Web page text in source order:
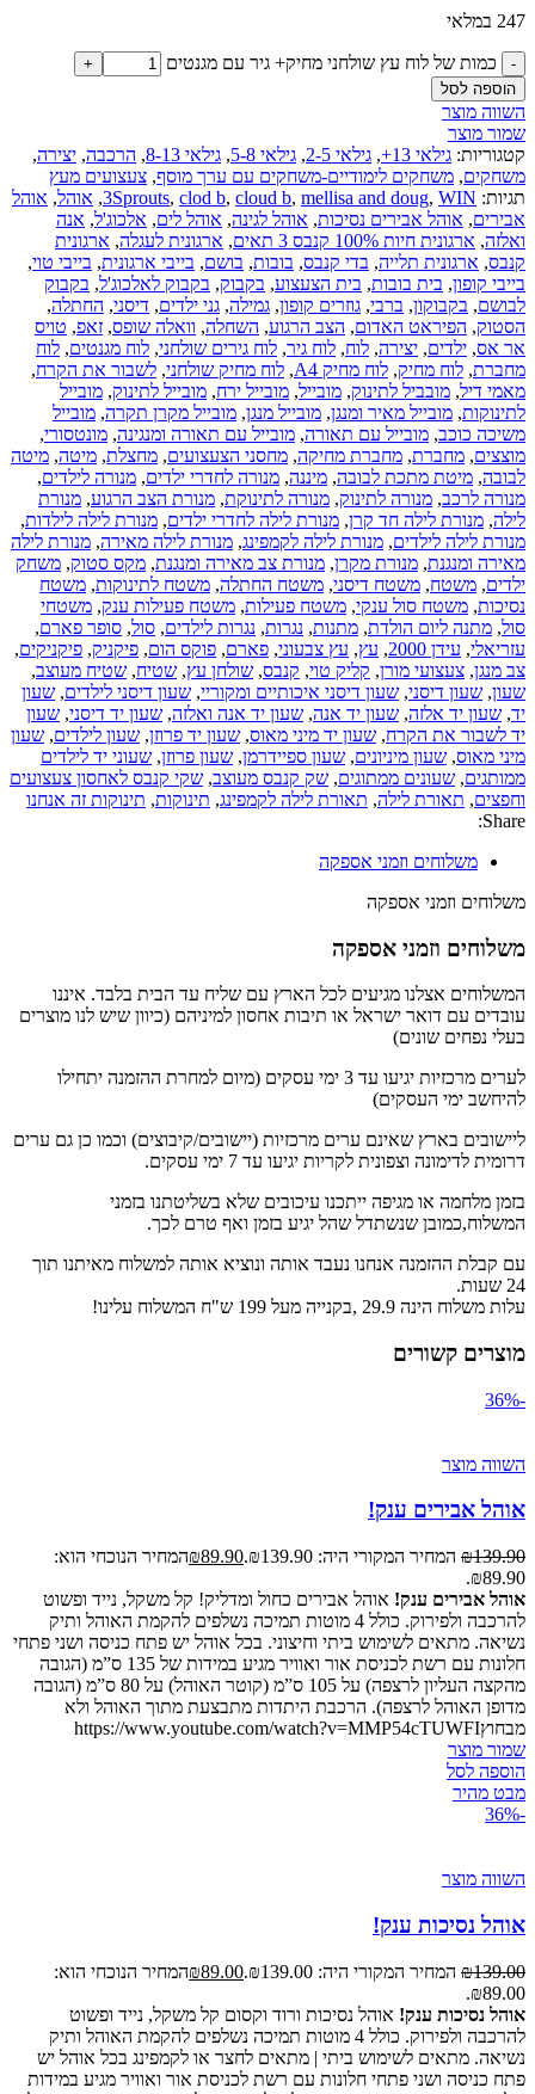
247 במלאי
כמות של לוח עץ שולחני מחיק+ גיר עם מגנטים
הוספה לסל
השווה מוצר
שמור מוצר
קטגוריות: גילאי 13+ , גילאי 2-5 , גילאי 5-8 , גילאי 8-13 , הרכבה, יצירה,
משחקים, משחקים לימודיים-משחקים עם ערך מוסף, צעצועים מעץ
תגיות:
3Sprouts, clod b, cloud b, mellisa and doug, WIN
, אוהל, אוהל
אבירים, אוהל אבירים נסיכות, אוהל לגינה, אוהל לים, אלכוג'ל, אנה
ואלזה, ארגונית חיות 100% קנבס 3 תאים , ארגונית לעגלה, ארגונית
קנבס, ארגונית תלייה, בדי קנבס, בובות, בושם, בייבי ארגונית, בייבי טוי,
בייבי קופון, בית בובות, בית הצעצוע, בקבוק, בקבוק לאלכוג'ל, בקבוק
לבושם, בקבוקון, ברבי, גוזרים קופון, גמילה, גני ילדים, דיסני, החתלה,
הסטוק, הפיראט האדום, הצב הרגוע, השחלה, וואלה שופס, זאפ, טויס
אר אס, ילדים, יצירה, לוח, לוח גיר, לוח גירים שולחני, לוח מגנטים, לוח
מחברת, לוח מחיק, לוח מחיק A4 , לוח מחיק שולחני, לשבור את הקרח,
מאמי דיל, מובביל לתינוק, מובייל, מובייל ירח, מובייל לתינוק, מובייל
לתינוקות, מובייל מאיר ומנגן, מובייל מנגן, מובייל מקרן תקרה, מובייל
משיכה כוכב, מובייל עם תאורה, מובייל עם תאורה ומנגינה, מונטסורי,
מוצצים, מחברת, מחברת מחיקה, מחסני הצעצועים, מחצלת, מיטה, מיטה
לבובה, מיטת מתכת לבובה, מיננה, מנורה לחדרי ילדים, מנורה לילדים,
מנורה לרכב, מנורה לתינוק, מנורה לתינוקת, מנורת הצב הרגוע, מנורת
לילה, מנורת לילה חד קרן, מנורת לילה לחדרי ילדים, מנורת לילה לילדות,
מנורת לילה לילדים, מנורת לילה לקמפינג, מנורת לילה מאירה, מנורת לילה
מאירה ומנגנת, מנורת מקרן, מנורת צב מאירה ומנגנת, מקס סטוק, משחק
ילדים, משטח, משטח דיסני, משטח החתלה, משטח לתינוקות, משטח
נסיכות, משטח סול ענקי, משטח פעילות, משטח פעילות ענק, משטחי
סול, מתנה ליום הולדת, מתנות, נגרות, נגרות לילדים, סול, סופר פארם,
עזריאלי, עידן 2000 , עץ, עץ צבעוני, פארם, פוקס הום, פיקניק, פיקניקים,
צב מנגן, צעצועי מורן, קליק טוי, קנבס, שולחן עץ, שטיח, שטיח מעוצב,
שעון, שעון דיסני, שעון דיסני איכותיים ומקוריי, שעון דיסני לילדים, שעון
יד, שעון יד אלזה, שעון יד אנה, שעון יד אנה ואלזה, שעון יד דיסני, שעון
יד לשבור את הקרח, שעון יד מיני מאוס, שעון יד פרוזן, שעון לילדים, שעון
מיני מאוס, שעון מיניונים, שעון ספיידרמן, שעון פרוזן, שעוני יד לילדים
ממותגים, שעונים ממתוגים, שק קנבס מעוצב, שקי קנבס לאחסון צעצועים
וחפצים, תאורת לילה, תאורת לילה לקמפינג, תינוקות, תינוקות זה אנחנו
Share:
משלוחים וזמני אספקה
משלוחים וזמני אספקה
משלוחים וזמני אספקה
המשלוחים אצלנו מגיעים לכל הארץ עם שליח עד הבית בלבד. איננו
עובדים עם דואר ישראל או תיבות אחסון למיניהם (כיוון שיש לנו מוצרים
בעלי נפחים שונים)
לערים מרכזיות יגיעו עד 3 ימי עסקים (מיום למחרת ההזמנה יתחילו
להיחשב ימי העסקים)
ליישובים בארץ שאינם ערים מרכזיות (יישובים/קיבוצים) וכמו כן גם ערים
דרומית לדימונה וצפונית לקריות יגיעו עד 7 ימי עסקים.
בזמן מלחמה או מגיפה ייתכנו עיכובים שלא בשליטתנו בזמני
המשלוח,כמובן שנשתדל שהל יגיע בזמן ואף טרם לכך.
עם קבלת ההזמנה אנחנו נעבד אותה ונוציא אותה למשלוח מאיתנו תוך
24 שעות.
עלות משלוח הינה 29.9 ,בקנייה מעל 199 ש"ח המשלוח עלינו!
מוצרים קשורים
-36%
השווה מוצר
אוהל אבירים ענק!
₪139.90 המחיר המקורי היה: ₪139.90. ₪89.90
המחיר הנוכחי הוא:
₪89.90.
אוהל אבירים ענק! אוהל אבירים כחול ומדליק! קל משקל, נייד ופשוט
להרכבה ולפירוק. כולל 4 מוטות תמיכה נשלפים להקמת האוהל ותיק
נשיאה. מתאים לשימוש ביתי וחיצוני. בכל אוהל יש פתח כניסה ושני פתחי
חלונות עם רשת לכניסת אור ואוויר מגיע במידות של 135 ס”מ (הגובה
מהקצה העליון לרצפה) על 105 ס”מ (קוטר האוהל) על 80 ס”מ (הגובה
מדופן האוהל לרצפה). הרכבת היתדות מתבצעת מתוך האוהל ולא
מבחוץhttps://www.youtube.com/watch?v=MMP54cTUWFI
שמור מוצר
הוספה לסל
מבט מהיר
-36%
השווה מוצר
אוהל נסיכות ענק!
₪139.00 המחיר המקורי היה: ₪139.00. ₪89.00
המחיר הנוכחי הוא:
₪89.00.
אוהל נסיכות ענק! אוהל נסיכות ורוד וקסום קל משקל, נייד ופשוט
להרכבה ולפירוק. כולל 4 מוטות תמיכה נשלפים להקמת האוהל ותיק
נשיאה. מתאים לשימוש ביתי | מתאים לחצר או לקמפינג בכל אוהל יש
פתח כניסה ושני פתחי חלונות עם רשת לכניסת אור ואוויר מגיע במידות